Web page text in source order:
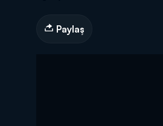
Paylaş